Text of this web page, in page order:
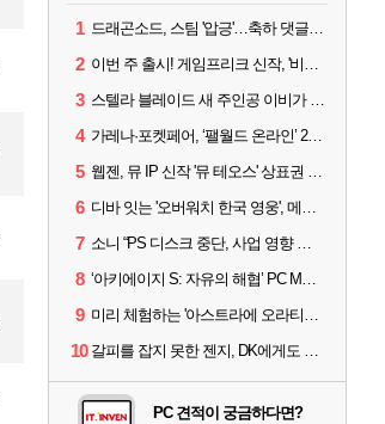
1 드래곤소드, 스팀 '압긍'…축하 댓글 달고 게임 코드 받자!
2 이번 주 출시! 게임프리크 신작, '비스트 오브 리인카네이션'
3 스텔라 블레이드 새 주인공 이비가 부릅니다, 'Wanna be in LOVE' 뮤비 공개
4 가레나·포켓페어, ‘팰월드 온라인’ 2026년 출시 예고
5 웹젠, 뮤 IP 신작 '뮤 테오스' 상표권 출원
6 디바 잇는 '오버워치 한국 영웅', 메카 파일럿 디몬 나온다
7 소니 “PS 디스크 중단, 사업 영향 없다”
8 ‘아키에이지 S: 자유의 해협’ PC MMORPG로 개발한다
9 미리 체험하는 '아스트라에 오라티오'...NC, 8/19부터 CBT 참가자 모집
10 갈피를 잡지 못한 젠지, DK에게도 0:2 패배
PC 견적이 궁금하다면?